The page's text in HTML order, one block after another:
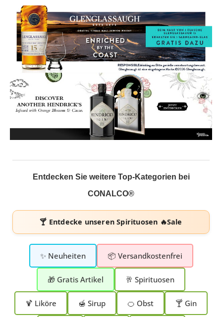
Entdecken Sie weitere Top-Kategorien bei
CONALCO®
🍸 Entdecke unserenSpirituosen 🔥Sale
✨ Neuheiten 📦 Versandkostenfrei
🎁 Gratis Artikel 🥂 Spirituosen
🍹 Liköre 🍯 Sirup 🍊 Obst 🍸 Gin